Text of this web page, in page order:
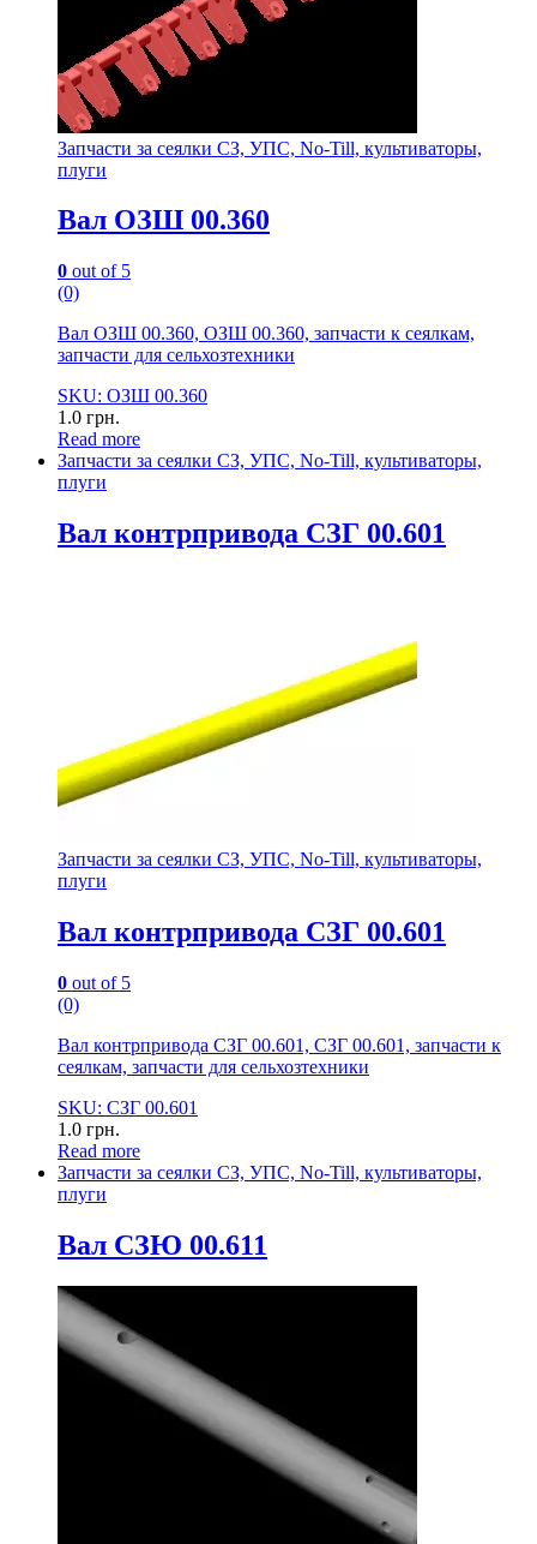
Запчасти за сеялки СЗ, УПС, No-Till, культиваторы,
плуги
Вал ОЗШ 00.360
0 out of 5
(0)
Вал ОЗШ 00.360, ОЗШ 00.360, запчасти к сеялкам,
запчасти для сельхозтехники
SKU: ОЗШ 00.360
1.0 грн.
Read more
Запчасти за сеялки СЗ, УПС, No-Till, культиваторы,
плуги
Вал контрпривода СЗГ 00.601
Запчасти за сеялки СЗ, УПС, No-Till, культиваторы,
плуги
Вал контрпривода СЗГ 00.601
0 out of 5
(0)
Вал контрпривода СЗГ 00.601, СЗГ 00.601, запчасти к
сеялкам, запчасти для сельхозтехники
SKU: СЗГ 00.601
1.0 грн.
Read more
Запчасти за сеялки СЗ, УПС, No-Till, культиваторы,
плуги
Вал СЗЮ 00.611